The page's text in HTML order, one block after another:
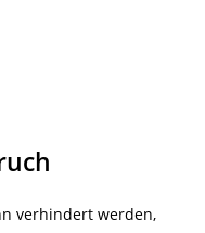
verhindert werden,